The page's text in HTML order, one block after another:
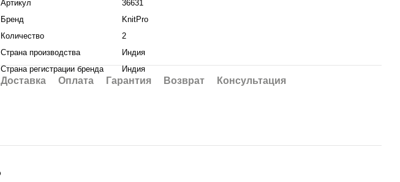
Артикул
36631
Бренд
KnitPro
Количество
2
Страна производства
Индия
Страна регистрации бренда
Индия
Доставка Оплата Гарантия Возврат Консультация